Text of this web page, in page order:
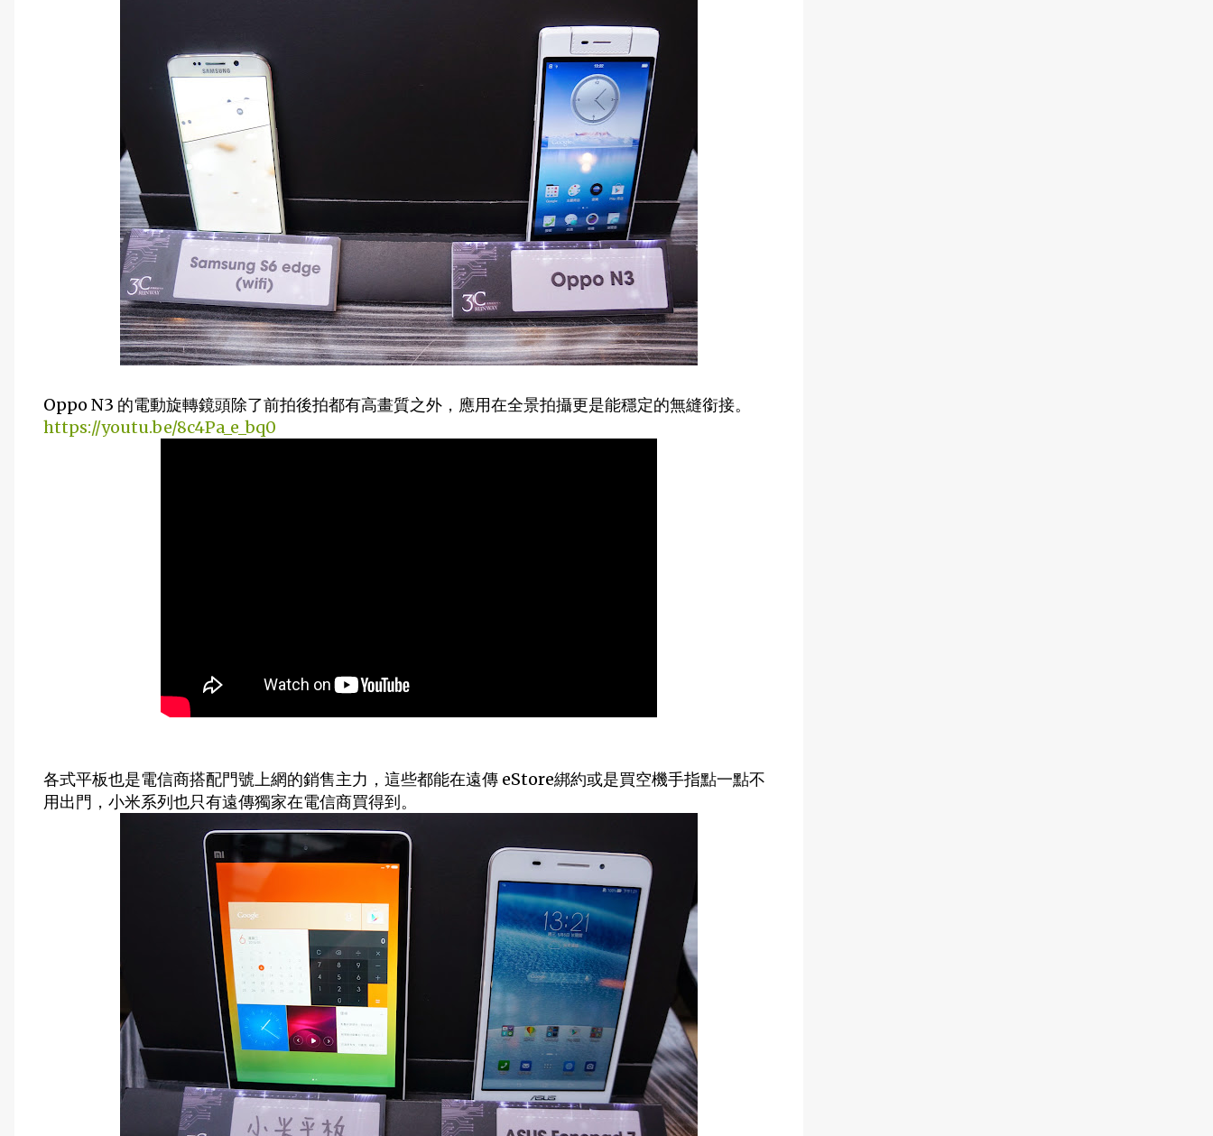
Oppo N3 的電動旋轉鏡頭除了前拍後拍都有高畫質之外，應用在全景拍攝更是能穩定的無縫銜接。
https://youtu.be/8c4Pa_e_bq0
各式平板也是電信商搭配門號上網的銷售主力，這些都能在遠傳 eStore綁約或是買空機手指點一點不
用出門，小米系列也只有遠傳獨家在電信商買得到。